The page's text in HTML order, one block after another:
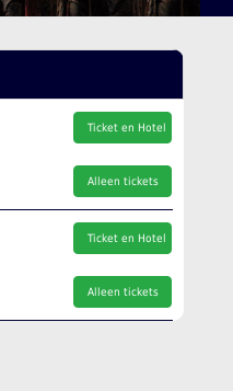
Ticket en Hotel
Alleen tickets
Ticket en Hotel
Alleen tickets